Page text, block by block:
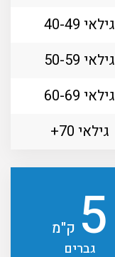
גילאי 40-49
גילאי 50-59
גילאי 60-69
גילאי 70+
5 ק"מ
גברים